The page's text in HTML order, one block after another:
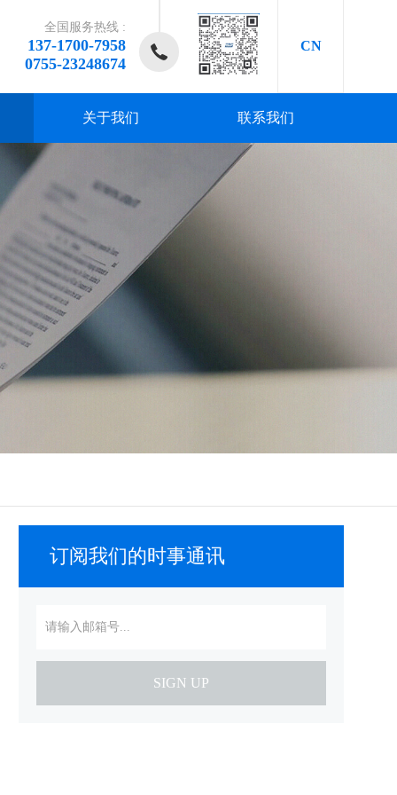
全国服务热线 :
137-1700-7958
0755-23248674
CN
、
、
、
关于我们
、
联系我们
、
订阅我们的时事通讯
SIGN UP